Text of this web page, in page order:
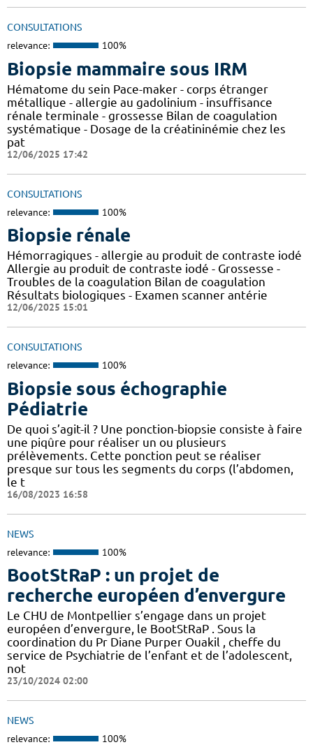
CONSULTATIONS
relevance: 100%
Biopsie mammaire sous IRM
Hématome du sein Pace-maker - corps étranger
métallique - allergie au gadolinium - insuffisance
rénale terminale - grossesse Bilan de coagulation
systématique - Dosage de la créatininémie chez les
pat
12/06/2025 17:42
CONSULTATIONS
relevance: 100%
Biopsie rénale
Hémorragiques - allergie au produit de contraste iodé
Allergie au produit de contraste iodé - Grossesse -
Troubles de la coagulation Bilan de coagulation
Résultats biologiques - Examen scanner antérie
12/06/2025 15:01
CONSULTATIONS
relevance: 100%
Biopsie sous échographie
Pédiatrie
De quoi s’agit-il ? Une ponction-biopsie consiste à faire
une piqûre pour réaliser un ou plusieurs
prélèvements. Cette ponction peut se réaliser
presque sur tous les segments du corps (l’abdomen,
le t
16/08/2023 16:58
NEWS
relevance: 100%
BootStRaP : un projet de
recherche européen d’envergure
Le CHU de Montpellier s’engage dans un projet
européen d’envergure, le BootStRaP . Sous la
coordination du Pr Diane Purper Ouakil , cheffe du
service de Psychiatrie de l’enfant et de l’adolescent,
not
23/10/2024 02:00
NEWS
relevance: 100%